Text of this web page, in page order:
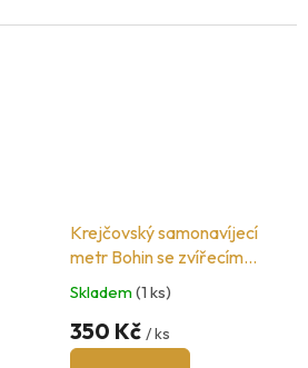
Materiál: kov, sklo
Krejčovský samonavíjecí
metr Bohin se zvířecím
Skladem(1 ks)
350 Kč / ks